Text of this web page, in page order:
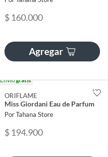
$ 160.000
Agregar
Envíogratis
ORIFLAME
Miss Giordani Eau de Parfum
Por Tahana Store
$ 194.900